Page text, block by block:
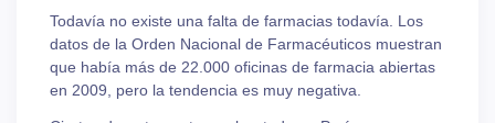
Todavía no existe una falta de farmacias todavía. Los
datos de la Orden Nacional de Farmacéuticos muestran
que había más de 22.000 oficinas de farmacia abiertas
en 2009, pero la tendencia es muy negativa.